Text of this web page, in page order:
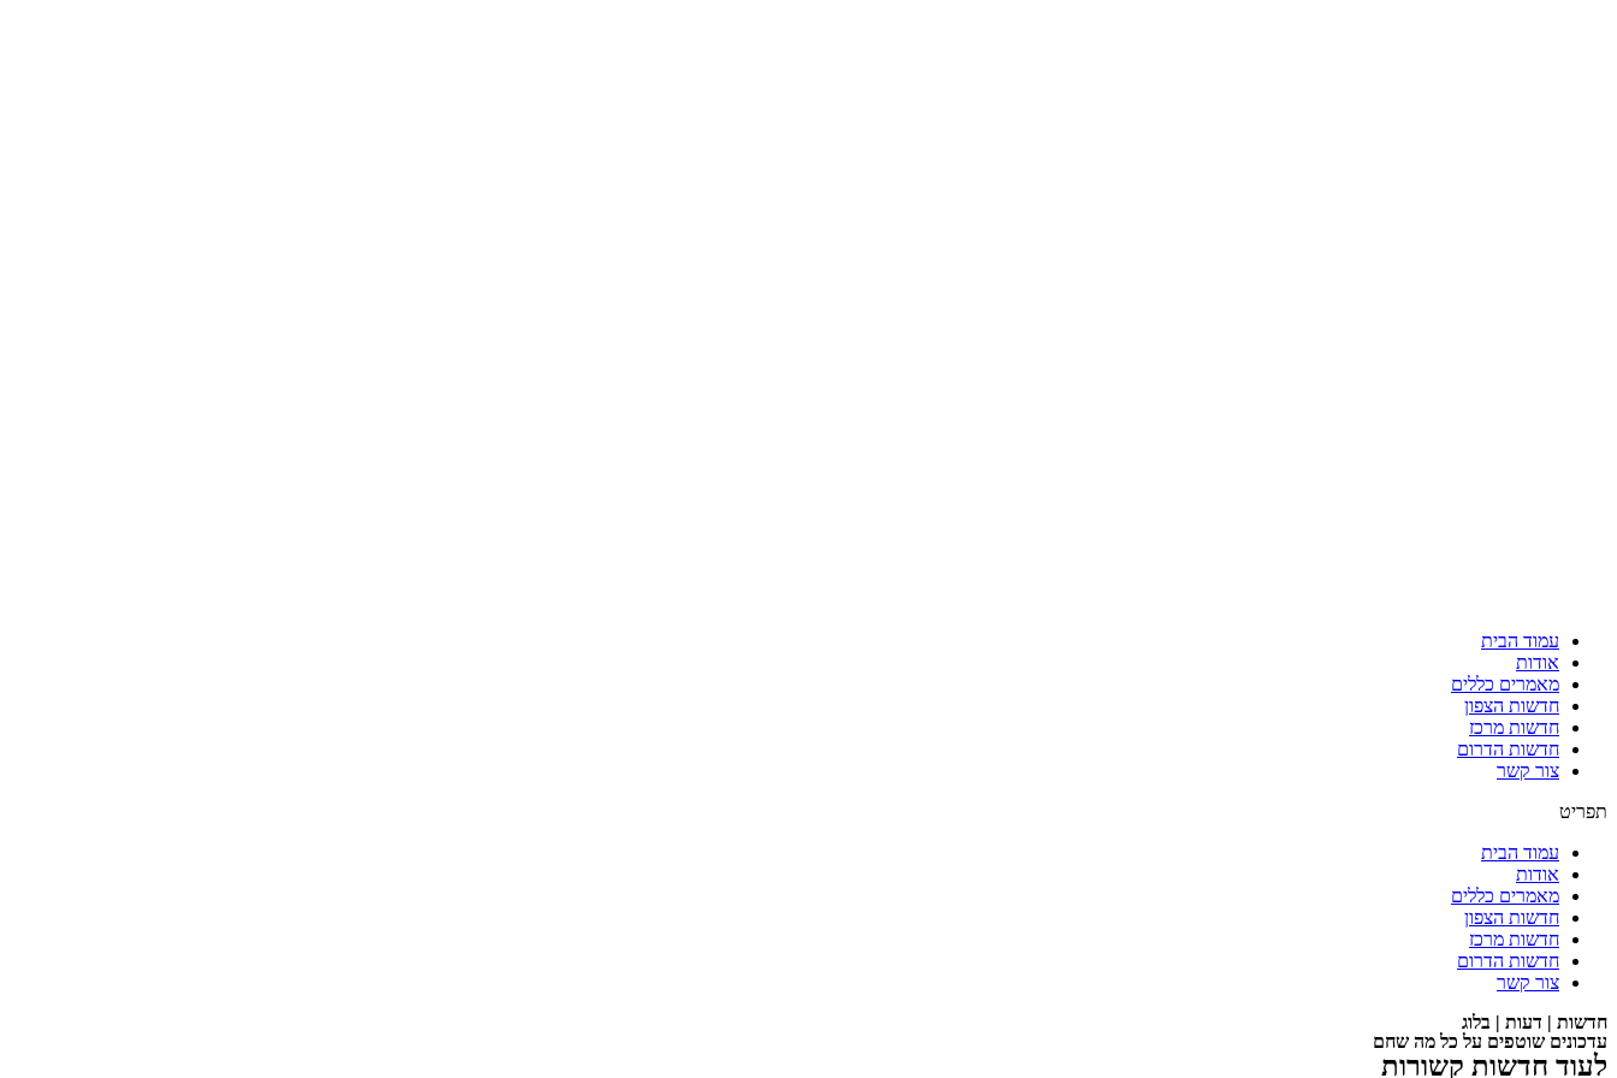
עמוד הבית
אודות
מאמרים כללים
חדשות הצפון
חדשות מרכז
חדשות הדרום
צור קשר
תפריט
עמוד הבית
אודות
מאמרים כללים
חדשות הצפון
חדשות מרכז
חדשות הדרום
צור קשר
חדשות | דעות | בלוג
עדכונים שוטפים על כל מה שחם
לעוד חדשות קשורות